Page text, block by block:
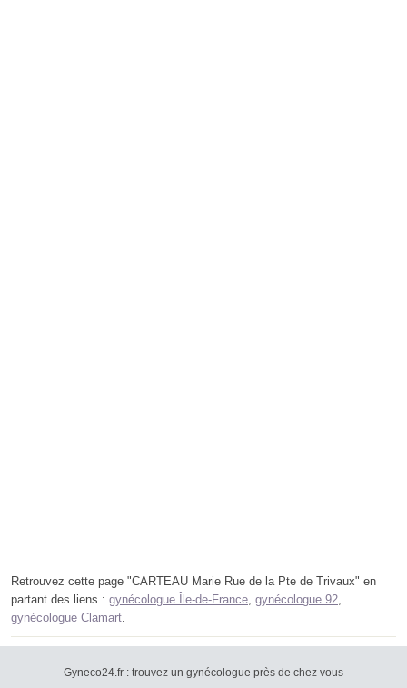
Retrouvez cette page "CARTEAU Marie Rue de la Pte de Trivaux" en
partant des liens : gynécologue Île-de-France, gynécologue 92,
gynécologue Clamart.
Gyneco24.fr : trouvez un gynécologue près de chez vous